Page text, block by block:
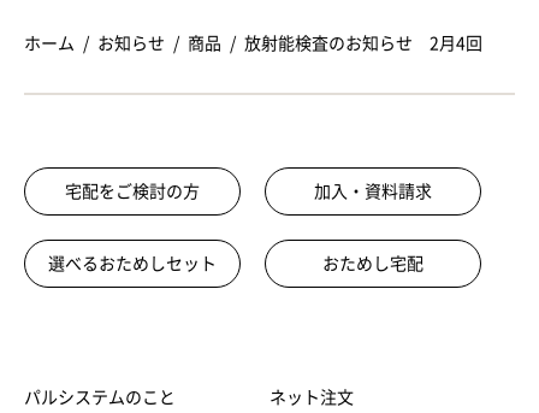
ホーム お知らせ 商品 放射能検査のお知らせ 2月4回
宅配をご検討の方 加入・資料請求
選べるおためしセット おためし宅配
パルシステムのこと ネット注文